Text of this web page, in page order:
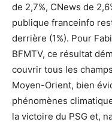
de 2,7%, CNews de
publique franceinfo
derrière (1%). Pour
BFMTV, ce résultat
couvrir tous les
Moyen-Orient, bien
phénomènes
la victoire du PSG et,